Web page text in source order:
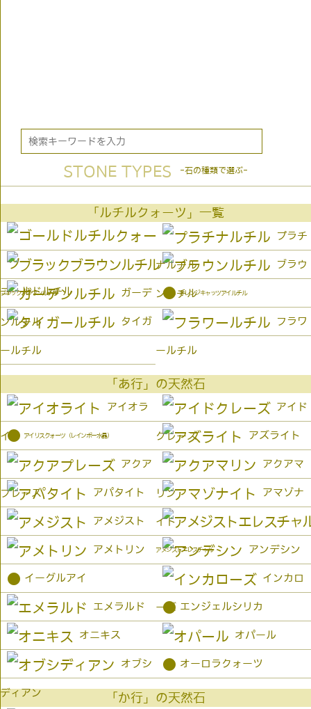
STONE TYPES -石の種類で選ぶ-
「ルチルクォーツ」一覧
ゴールドルチル
プラチ
ナルチル
ブラックブラウンルチル
ブラウ
ンルチル
ガーデ
ンルチル
● オレンジキャッツアイルチル
タイガ
ールチル
フラワ
ールチル
「あ行」の天然石
アイオラ
イト
アイド
クレーズ
● アイリスクォーツ（レインボー水晶） アズライト
アクア
プレーズ
アクアマ
リン
アパタイト アマゾナ
イト
アメジスト
アメジストエレスチャル
アメトリン アンデシン
● イーグルアイ インカロ
ーズ
エメラルド ● エンジェルシリカ
オニキス オパール
オブシ
ディアン
● オーロラクォーツ
「か行」の天然石